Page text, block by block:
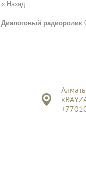
« Назад
Диалоговый радиоролик